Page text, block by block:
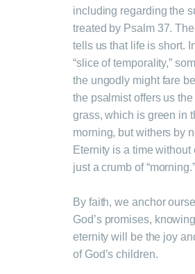
including regarding the
treated by Psalm 37.
tells us that life is short.
“slice of temporality,”
the ungodly might fare
the psalmist offers us
grass, which is green in
morning, but withers by
Eternity is a time without
just a crumb of “morning.”
By faith, we anchor
God’s promises,
eternity will be the joy
of God’s children.